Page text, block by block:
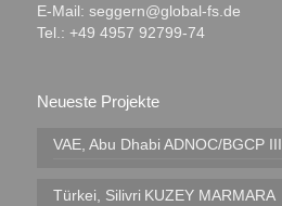
E-Mail: seggern@global-fs.de
Tel.: +49 4957 92799-74
Neueste Projekte
VAE, Abu Dhabi ADNOC/BGCP III
Türkei, Silivri KUZEY MARMARA